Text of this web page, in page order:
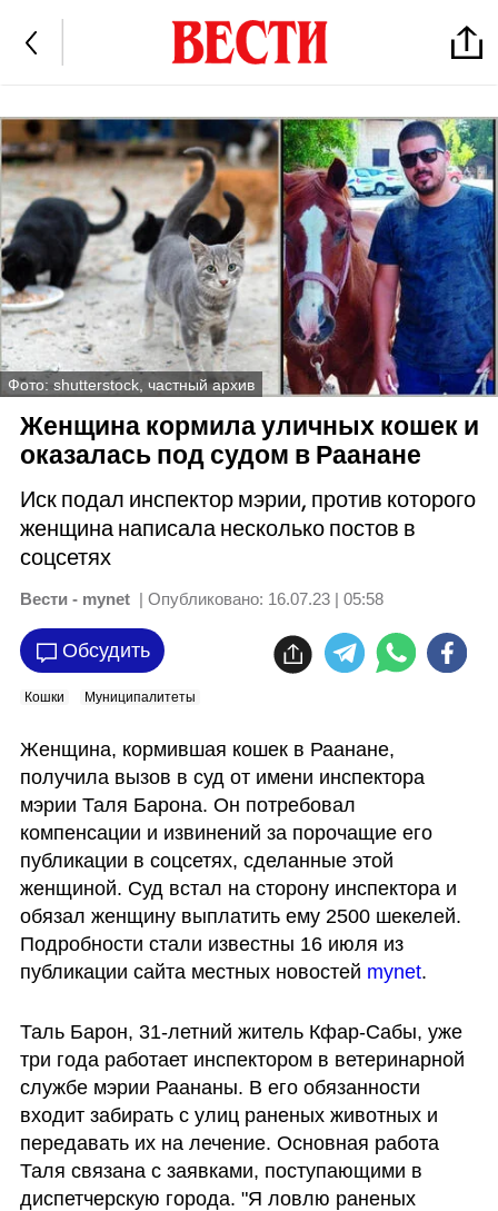
Фото: shutterstock, частный архив
Женщина кормила уличных кошек и
оказалась под судом в Раанане
Иск подал инспектор мэрии, против которого
женщина написала несколько постов в
соцсетях
Вести - mynet | Опубликовано: 16.07.23 | 05:58
Обсудить
Кошки Муниципалитеты
Женщина, кормившая кошек в Раанане,
получила вызов в суд от имени инспектора
мэрии Таля Барона. Он потребовал
компенсации и извинений за порочащие его
публикации в соцсетях, сделанные этой
женщиной. Суд встал на сторону инспектора и
обязал женщину выплатить ему 2500 шекелей.
Подробности стали известны 16 июля из
публикации сайта местных новостей mynet.
Таль Барон, 31-летний житель Кфар-Сабы, уже
три года работает инспектором в ветеринарной
службе мэрии Раананы. В его обязанности
входит забирать с улиц раненых животных и
передавать их на лечение. Основная работа
Таля связана с заявками, поступающими в
диспетчерскую города. "Я ловлю раненых